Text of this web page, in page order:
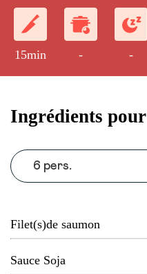
15min - -
Ingrédients pour
6 pers.
Filet(s)de saumon
Sauce Soja